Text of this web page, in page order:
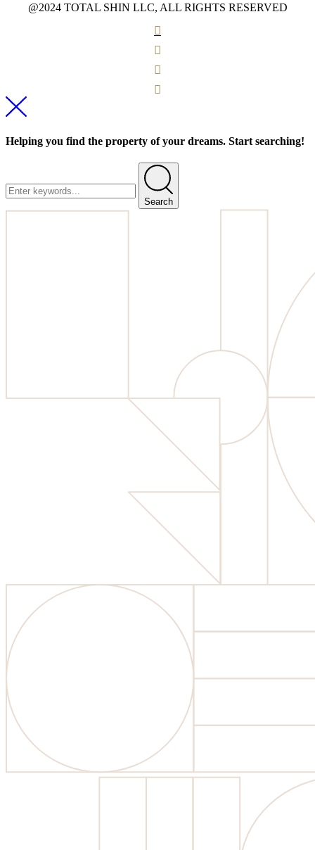
@2024 TOTAL SHIN LLC, ALL RIGHTS RESERVED
Helping you find the property of your dreams. Start searching!
Search